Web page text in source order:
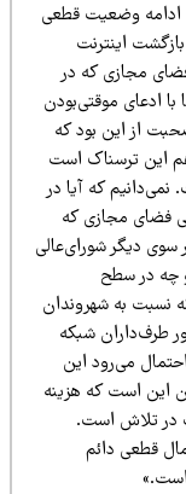
وضعیت قطعی
اینترنت
که در
موقتی‌بودن
این بود که
ترسناک است
که آیا در
مجازی که
شورای‌عالی
سطح
به شهروندان
شبکه
می‌رود این
است که هزینه
است.
دائم